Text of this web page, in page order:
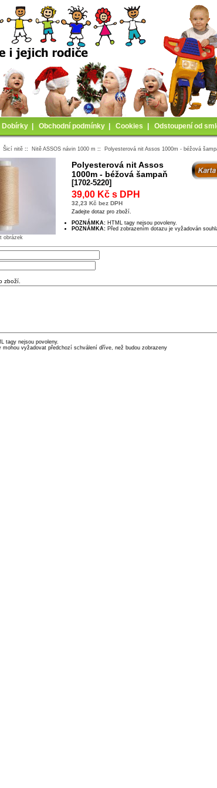
Dobírky Obchodní podmínky Cookies Odstoupení od
Šicí nitě :: Nitě ASSOS návin 1000 m :: Polyesterová nit Assos 1000m - béžová
obrázek
Polyesterová nit Assos
1000m - béžová šampaň
[1702-5220]
39,00 Kč s DPH
32,23 Kč bez DPH
Zadejte dotaz pro zboží.
POZNÁMKA: HTML tagy nejsou povoleny.
POZNÁMKA: Před zobrazením dotazu je vyžadován
zboží.
tagy nejsou povoleny.
vyžadovat předchozí schválení dříve, než budou zobrazeny